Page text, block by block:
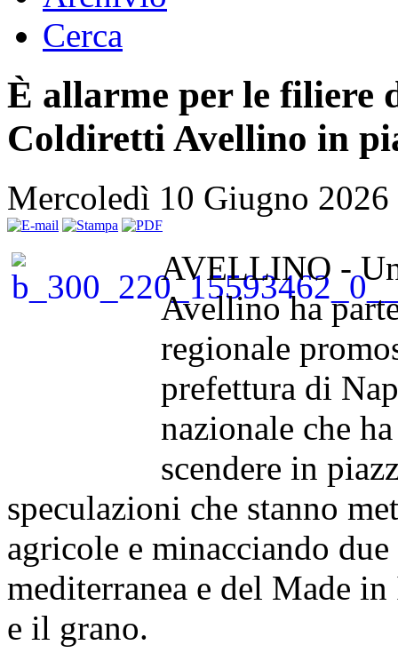
Cerca
È allarme per le filiere
Coldiretti Avellino in
Mercoledì 10 Giugno
AVELLINO -
Avellino ha
regionale
prefettura di
nazionale che
scendere in
speculazioni che stanno
agricole e minacciando
mediterranea e del Made
e il grano.